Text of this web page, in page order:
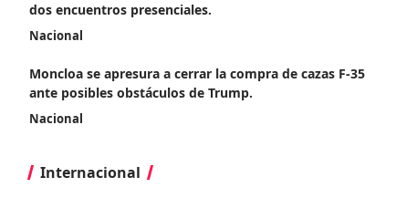
dos encuentros presenciales.
Nacional
Moncloa se apresura a cerrar la compra de cazas F-35
ante posibles obstáculos de Trump.
Nacional
Internacional